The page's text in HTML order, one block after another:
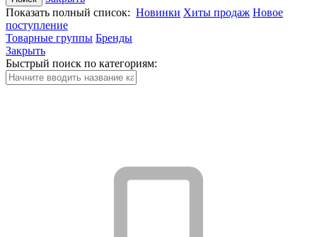
Показать полный список: Новинки Хиты продаж Новое
поступление
Товарные группы Бренды
Закрыть
Быстрый поиск по категориям: